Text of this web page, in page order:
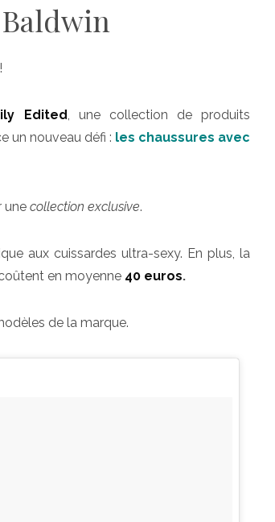
Edited, une collection de produits
un nouveau défi : les chaussures avec
une collection exclusive.
aux cuissardes ultra-sexy. En plus, la
en moyenne 40 euros.
de la marque.